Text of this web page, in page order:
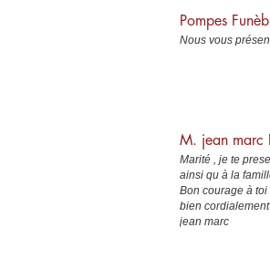
Pompes
Nous vous
M. jean
Marité , je te
ainsi qu à la
Bon courage à
bien cordialement
jean marc